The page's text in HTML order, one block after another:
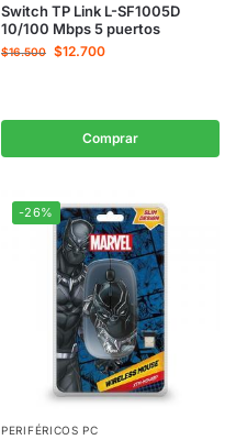
Switch TP Link L-SF1005D
10/100 Mbps 5 puertos
$16.500 $12.700
Comprar
-26%
PERIFÉRICOS PC